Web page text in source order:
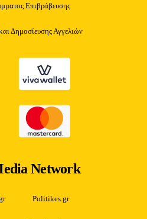
Επιβράβευσης
Δημοσίευσης Αγγελιών
Network
Politikes.gr